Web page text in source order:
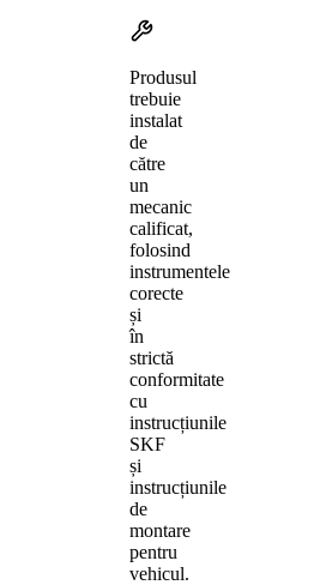
Produsul
trebuie
instalat
de
către
un
mecanic
calificat,
folosind
instrumentele
corecte
și
în
strictă
conformitate
cu
instrucțiunile
SKF
și
instrucțiunile
de
montare
pentru
vehicul.